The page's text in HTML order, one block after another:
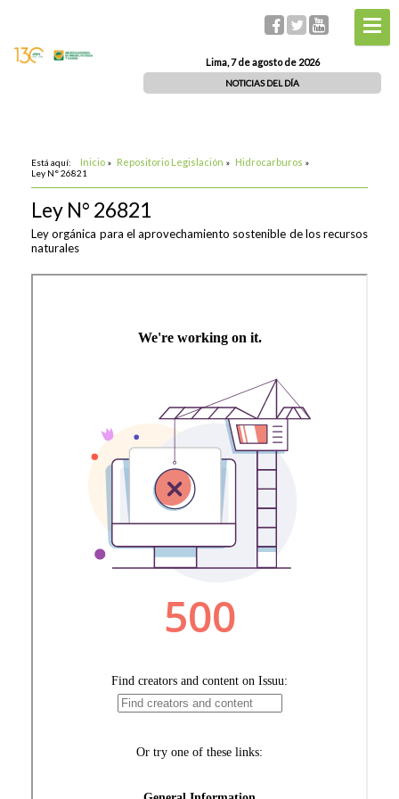
Lima, 7 de agosto de 2026
NOTICIAS DEL DÍA
Está aquí: Inicio » Repositorio Legislación » Hidrocarburos »
Ley N° 26821
Ley N° 26821
Ley orgánica para el aprovechamiento sostenible de los recursos
naturales